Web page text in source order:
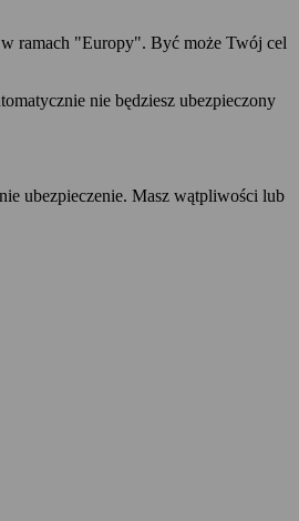
w ramach "Europy". Być może Twój cel
nie będziesz ubezpieczony
ubezpieczenie. Masz wątpliwości lub